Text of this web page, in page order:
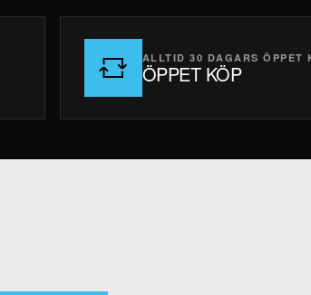
ALLTID 30 DAGARS ÖPPET
ÖPPET KÖP